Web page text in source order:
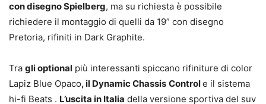
con disegno Spielberg, ma su richiesta è possibile
richiedere il montaggio di quelli da 19” con disegno
Pretoria, rifiniti in Dark Graphite.
Tra gli optional più interessanti spiccano rifiniture di color
Lapiz Blue Opaco, il Dynamic Chassis Controle il sistema
hi-fi Beats . L’uscita in Italia della versione sportiva del suv